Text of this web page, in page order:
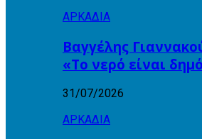
ΑΡΚΑΔΙΑ
Βαγγέλης
«Το νερό είναι
31/07/2026
ΑΡΚΑΔΙΑ